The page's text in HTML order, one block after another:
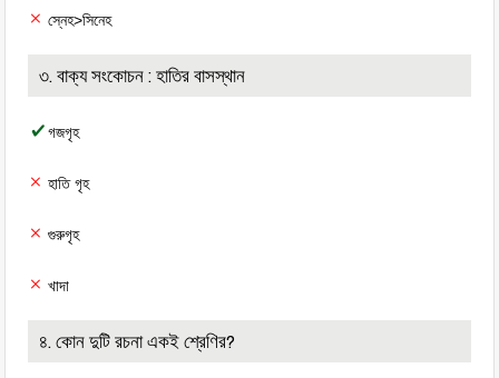
স্নেহ>সিনেহ
৩. বাক্য সংকোচন : হাতির বাসস্থান
গজগৃহ
হাতি গৃহ
গুরুগৃহ
খাদা
৪. কোন দুটি রচনা একই শ্রেণির?